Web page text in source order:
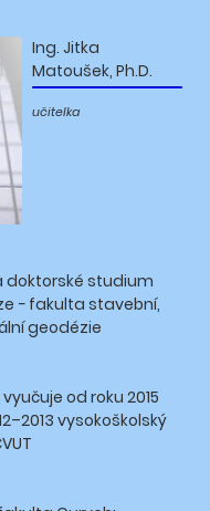
Ing. Jitka
Matoušek, Ph.D.
učitelka
doktorské studium
- fakulta stavební,
geodézie
od roku 2015
vysokoškolský